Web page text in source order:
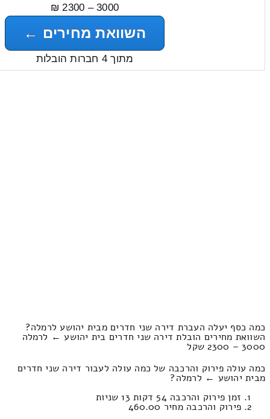
3000 – 2300 ₪
השוואת מחירים ←
מתוך 4 חברות הובלות
כמה כסף יעלה העברת דירה שני חדרים מבית יהושע לרמלה?
השוואת מחירים הובלת דירה שני חדרים בית יהושע ← לרמלה
3000 – 2300 שקל
כמה עולה פירוק והרכבה של כמה עולה לעבור דירה שני חדרים
מבית יהושע ← לרמלה?
זמן פירוק והרכבה 54 דקות 13 שניות
פירוק והרכבה מחיר 460.00